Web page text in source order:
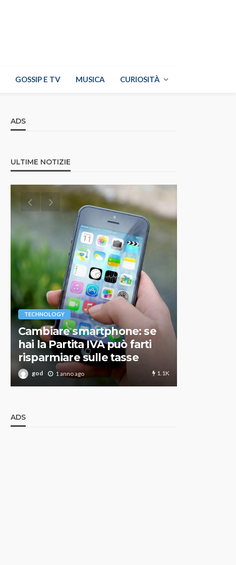
GOSSIP E TV MUSICA CURIOSITÀ
ADS
ULTIME NOTIZIE
TECHNOLOGY
Cambiare smartphone: se
hai la Partita IVA può farti
risparmiare sulle tasse
god 1 anno ago 1.1K
ADS